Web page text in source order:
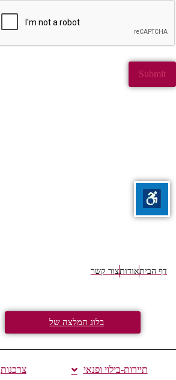
דף הביתאודותצור קשר
בלוג המלצה של
תיירות-בילוי ופנאי צרכנות